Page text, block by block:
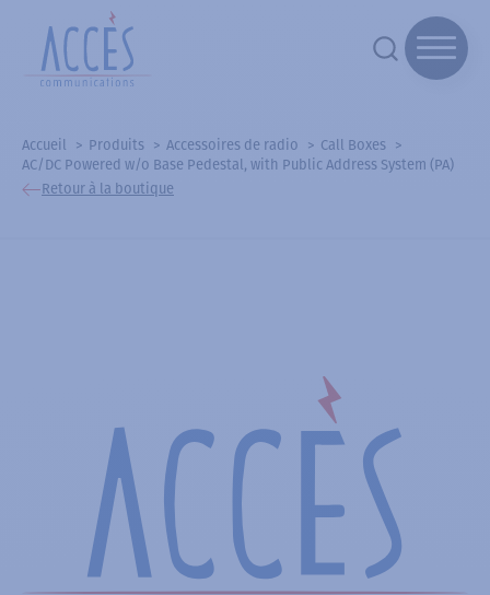
Accueil Produits Accessoires de radio
Call Boxes
AC/DC Powered w/o Base Pedestal, with Public Address System (PA)
Retour à la boutique